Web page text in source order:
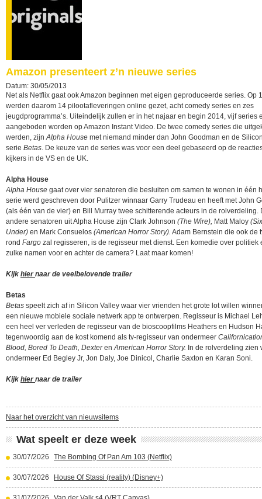
Amazon presenteert z’n nieuwe series
Datum: 30/05/2013
Net als Netflix gaat ook Amazon beginnen met eigen geproduceerde series. Op
werden daarom 14 pilootafleveringen online gezet, acht comedy series en zes
jeugdprogramma’s. Uiteindelijk zullen er in het najaar en begin 2014, vijf series
aangeboden worden op Amazon Instant Video. De twee comedy series die
werden, zijnAlpha House met niemand minder dan John Goodman en de
serie Betas. De keuze van de series was voor een deel gebaseerd op de
kijkers in de VS en de UK.
Alpha House
Alpha House gaat over vier senatoren die besluiten om samen te wonen in één
serie werd geschreven door Pulitzer winnaar Garry Trudeau en heeft met John
(als één van de vier) en Bill Murray twee schitterende acteurs in de rolverdeling.
andere senatoren uit Alpha House zijn Clark Johnson (The Wire), Matt Maloy
Under) en Mark Consuelos (American Horror Story). Adam Bernstein die ook de
rond Fargo zal regisseren, is de regisseur met dienst. Een komedie over politiek
zulke namen voor en achter de camera? Laat maar komen!
Kijk hiernaar de veelbelovende trailer
Betas
Betas speelt zich af in Silicon Valley waar vier vrienden het grote lot willen
een nieuwe mobiele sociale netwerk app te ontwerpen. Regisseur is Michael
een heel ver verleden de regisseur van de bioscoopfilms Heathers en Hudson
tegenwoordig aan de kost komend als tv-regisseur van ondermeer
Blood, Bored To Death, DexterenAmerican Horror Story. In de rolverdeling zien
ondermeer Ed Begley Jr, Jon Daly, Joe Dinicol, Charlie Saxton en Karan Soni.
Kijk hiernaar de trailer
Naar het overzicht van nieuwsitems
Wat speelt er deze week
30/07/2026 The Bombing Of Pan Am 103 (Netflix)
30/07/2026 House Of Stassi (reality) (Disney+)